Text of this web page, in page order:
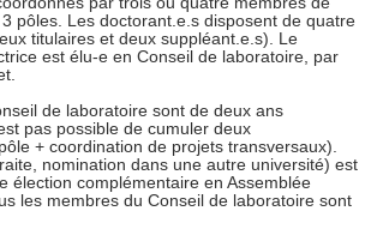
pôles. Les doctorant.e.s disposent de quatre
titulaires et deux suppléant.e.s). Le
est élu-e en Conseil de laboratoire, par
de laboratoire sont de deux ans
pas possible de cumuler deux
+ coordination de projets transversaux).
nomination dans une autre université) est
élection complémentaire en Assemblée
les membres du Conseil de laboratoire sont